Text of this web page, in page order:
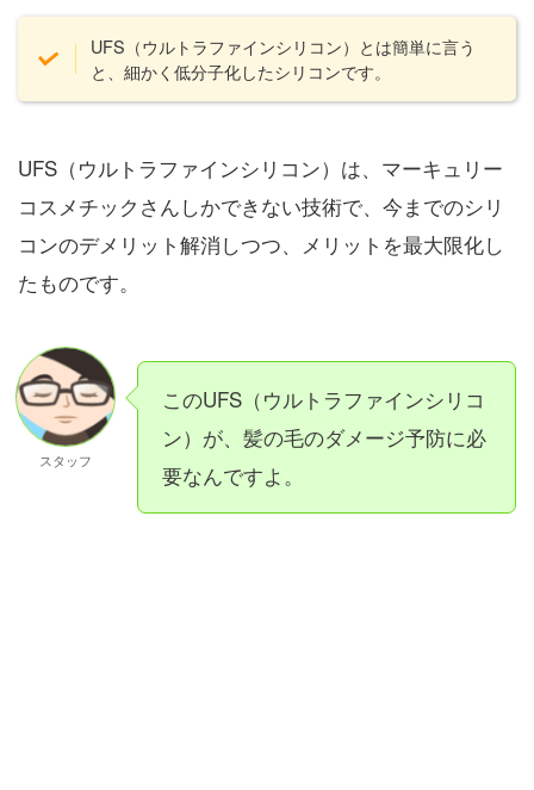
UFS（ウルトラファインシリコン）とは簡単に言う
と、細かく低分子化したシリコンです。
UFS（ウルトラファインシリコン）は、マーキュリー
コスメチックさんしかできない技術で、今までのシリ
コンのデメリット解消しつつ、メリットを最大限化し
たものです。
スタッフ
このUFS（ウルトラファインシリコ
ン）が、髪の毛のダメージ予防に必
要なんですよ。